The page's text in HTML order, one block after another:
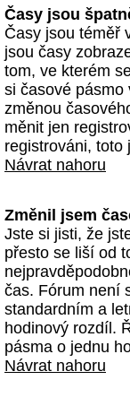
Časy jsou
Časy jsou téměř
jsou časy
tom, ve kterém
si časové pásmo
změnou
měnit jen
registrováni, toto
Návrat nahoru
Změnil jsem
Jste si jisti, že
přesto se liší od
čas. Fórum není
standardním a
hodinový rozdíl.
pásma o jednu
Návrat nahoru